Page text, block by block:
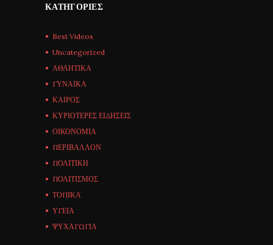
ΚΑΤΗΓΟΡΊΕΣ
Best Videos
Uncategorized
ΑΘΛΗΤΙΚΑ
ΓΥΝΑΙΚΑ
ΚΑΙΡΟΣ
ΚΥΡΙΟΤΕΡΕΣ ΕΙΔΗΣΕΙΣ
ΟΙΚΟΝΟΜΙΑ
ΠΕΡΙΒΑΛΛΟΝ
ΠΟΛΙΤΙΚΗ
ΠΟΛΙΤΙΣΜΟΣ
ΤΟΠΙΚΑ
ΥΓΕΙΑ
ΨΥΧΑΓΩΓΙΑ